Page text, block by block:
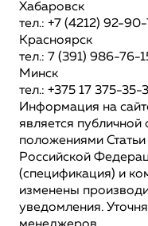
Хабаровск
тел.: +7 (4212) 92-90-
Красноярск
тел.: 7 (391) 986-76-
Минск
тел.: +375 17 375-35-
Информация на
является
положениями
Российской
(спецификация) и
изменены
уведомления.